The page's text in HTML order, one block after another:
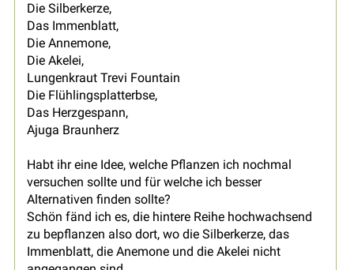
Die Silberkerze,
Das Immenblatt,
Die Annemone,
Die Akelei,
Lungenkraut Trevi Fountain
Die Flühlingsplatterbse,
Das Herzgespann,
Ajuga Braunherz
Habt ihr eine Idee, welche Pflanzen ich nochmal
versuchen sollte und für welche ich besser
Alternativen finden sollte?
Schön fänd ich es, die hintere Reihe hochwachsend
zu bepflanzen also dort, wo die Silberkerze, das
Immenblatt, die Anemone und die Akelei nicht